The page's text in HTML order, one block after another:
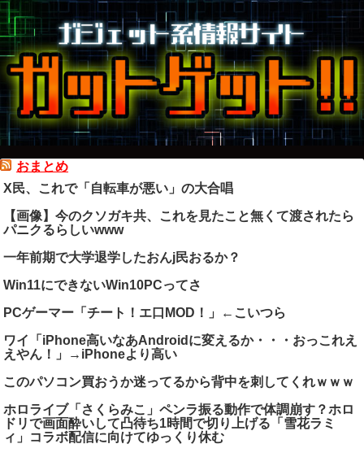
おまとめ
X民、これで「自転車が悪い」の大合唱
【画像】今のクソガキ共、これを見たこと無くて渡されたら
パニクるらしいwww
一年前期で大学退学したおんj民おるか？
Win11にできないWin10PCってさ
PCゲーマー「チート！エ口MOD！」←こいつら
ワイ「iPhone高いなあAndroidに変えるか・・・おっこれえ
えやん！」→iPhoneより高い
このパソコン買おうか迷ってるから背中を刺してくれｗｗｗ
ホロライブ「さくらみこ」ペンラ振る動作で体調崩す？ホロ
ドリで画面酔いして凸待ち1時間で切り上げる「雪花ラミ
ィ」コラボ配信に向けてゆっくり休む